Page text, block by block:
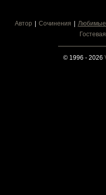
Автор Сочинения Любимые
© 1996 - 2026